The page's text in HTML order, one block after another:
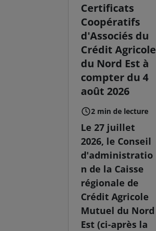
Certificats
Coopératifs
d'Associés du
Crédit Agricole
du Nord Est à
compter du 4
août 2026
2 min de lecture
Le 27 juillet
2026, le Conseil
d'administratio
n de la Caisse
régionale de
Crédit Agricole
Mutuel du Nord
Est (ci-après la